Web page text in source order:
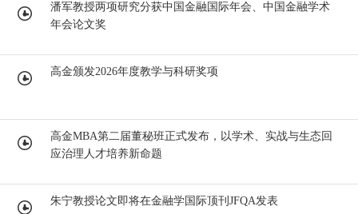
潘军教授两项研究分获中国金融国际年会、中国金融学术
年会论文奖
高金颁发2026年度教学与科研奖项
高金MBA第二届董秘班正式发布，以学术、实战与生态回
应治理人才培养新命题
朱宁教授论文即将在金融学国际顶刊JFQA发表